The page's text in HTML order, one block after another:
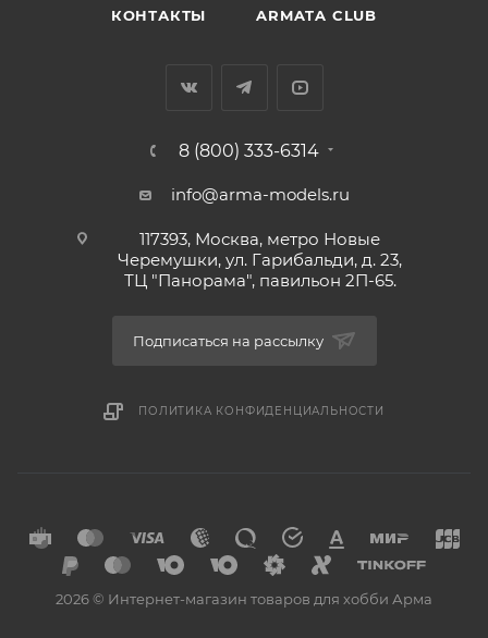
КОНТАКТЫ ARMATA CLUB
8 (800) 333-6314
info@arma-models.ru
117393, Москва, метро Новые
Черемушки, ул. Гарибальди, д. 23,
ТЦ "Панорама", павильон 2П-65.
Подписаться на рассылку
ПОЛИТИКА КОНФИДЕНЦИАЛЬНОСТИ
2026 © Интернет-магазин товаров для хобби Арма